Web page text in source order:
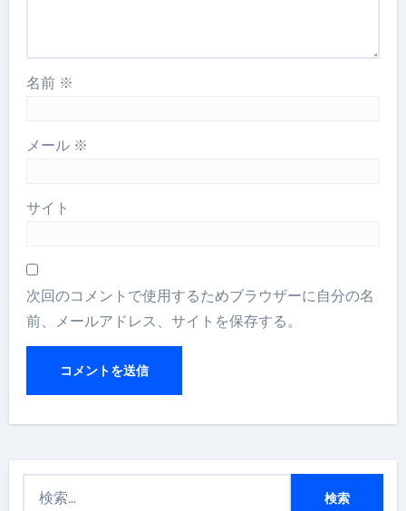
名前 ※
メール ※
サイト
次回のコメントで使用するためブラウザーに自分の名
前、メールアドレス、サイトを保存する。